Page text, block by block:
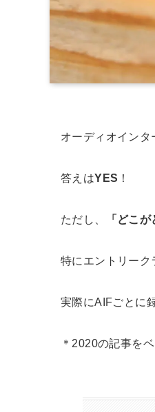
オーディオインタ
答えはYES ！
ただし、 「どこ
特にエントリーク
実際にAIFごとに
＊2020の記事を